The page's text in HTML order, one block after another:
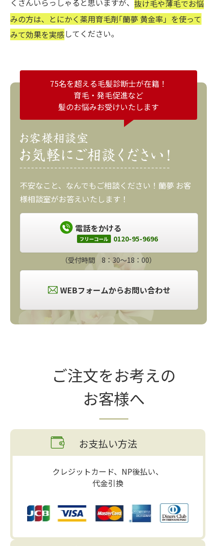
くさんいらっしゃると思いますが、 抜け毛や薄毛でお悩
みの方は、とにかく薬用育毛剤｢蘭夢 黄金率」を使って
みて効果を実感してください。
75名を超える毛髪診断士が在籍！
育毛・発毛促進など
髪のお悩みお受けいたします
不安なこと、なんでもご相談ください！蘭夢 お客
様相談室がお答えいたします！
電話をかける
フリーコール 0120-95-9696
（受付時間 8：30～18：00）
WEBフォームからお問い合わせ
ご注文をお考えの
お客様へ
お支払い方法
クレジットカード、NP後払い、
代金引換